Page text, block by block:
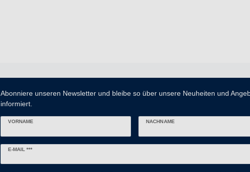
Abonniere unseren Newsletter und bleibe so über unsere Neuheiten und
informiert.
VORNAME NACHNAME
E-MAIL ***
Newsletter